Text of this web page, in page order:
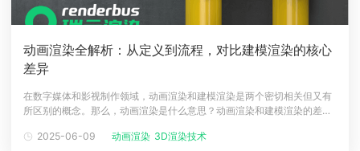
动画渲染全解析：从定义到流程，对比建模渲染的核心
差异
在数字媒体和影视制作领域，动画渲染和建模渲染是两个密切相关但又有
所区别的概念。那么，动画渲染是什么意思？动画渲染和建模渲染的差别
的定义动画渲染是指通过计算机将三维动画模型或场景转换为二维视频图
2025-06-09 动画渲染 3D渲染技术